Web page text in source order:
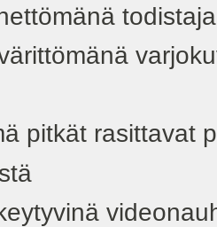
pitkät rasittavat